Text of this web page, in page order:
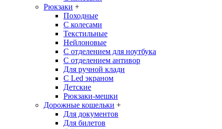
Рюкзаки +
Походные
С колесами
Текстильные
Нейлоновые
С отделением для ноутбука
С отделением антивор
Для ручной клади
С Led экраном
Детские
Рюкзаки-мешки
Дорожные кошельки +
Для документов
Для билетов